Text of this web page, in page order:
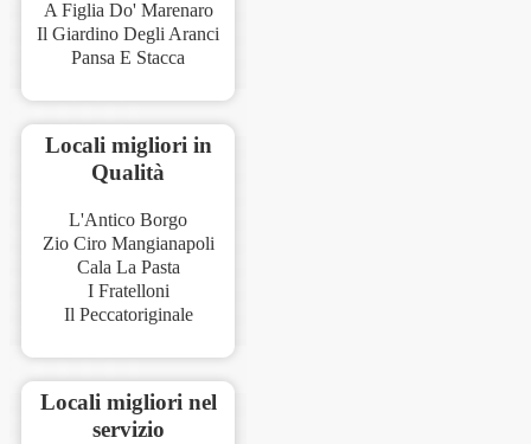
A Figlia Do' Marenaro
Il Giardino Degli Aranci
Pansa E Stacca
Locali migliori in
Qualità
L'Antico Borgo
Zio Ciro Mangianapoli
Cala La Pasta
I Fratelloni
Il Peccatoriginale
Locali migliori nel
servizio